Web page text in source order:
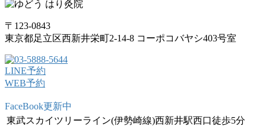
〒123-0843
東京都足立区西新井栄町2-14-8 コーポコバヤシ403号室
LINE予約
WEB予約
FaceBook更新中
東武スカイツリーライン(伊勢崎線)西新井駅西口徒歩5分